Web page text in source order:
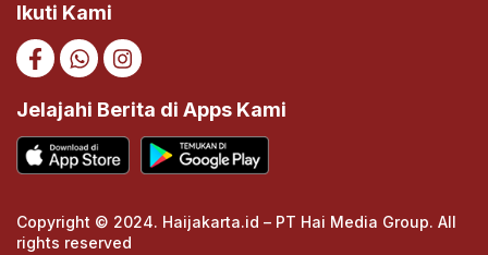
Ikuti Kami
Jelajahi Berita di Apps Kami
Copyright © 2024. Haijakarta.id – PT Hai Media Group. All
rights reserved